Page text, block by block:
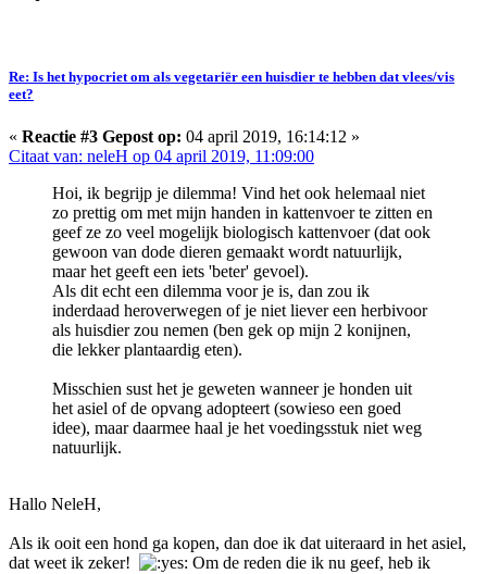
Re: Is het hypocriet om als vegetariër een huisdier te hebben dat vlees/vis
eet?
« Reactie #3 Gepost op: 04 april 2019, 16:14:12 »
Citaat van: neleH op 04 april 2019, 11:09:00
Hoi, ik begrijp je dilemma! Vind het ook helemaal niet
zo prettig om met mijn handen in kattenvoer te zitten en
geef ze zo veel mogelijk biologisch kattenvoer (dat ook
gewoon van dode dieren gemaakt wordt natuurlijk,
maar het geeft een iets 'beter' gevoel).
Als dit echt een dilemma voor je is, dan zou ik
inderdaad heroverwegen of je niet liever een herbivoor
als huisdier zou nemen (ben gek op mijn 2 konijnen,
die lekker plantaardig eten).
Misschien sust het je geweten wanneer je honden uit
het asiel of de opvang adopteert (sowieso een goed
idee), maar daarmee haal je het voedingsstuk niet weg
natuurlijk.
Hallo NeleH,
Als ik ooit een hond ga kopen, dan doe ik dat uiteraard in het asiel,
dat weet ik zeker!
Om de reden die ik nu geef, heb ik